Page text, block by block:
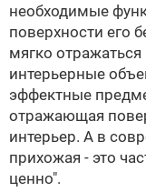
необходимые
поверхности его
мягко
интерьерные
эффектные
отражающая
интерьер. А в
прихожая - это
ценно".